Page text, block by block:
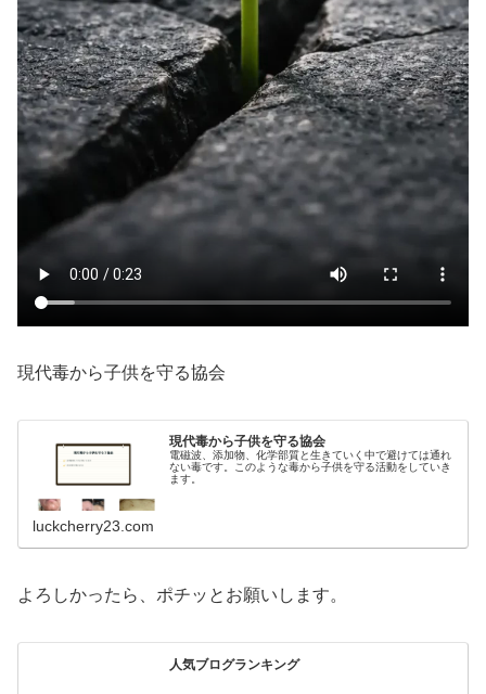
現代毒から子供を守る協会
現代毒から子供を守る協会
電磁波、添加物、化学部質と生きていく中で避けては通れ
ない毒です。このような毒から子供を守る活動をしていき
ます。
luckcherry23.com
よろしかったら、ポチッとお願いします。
人気ブログランキング